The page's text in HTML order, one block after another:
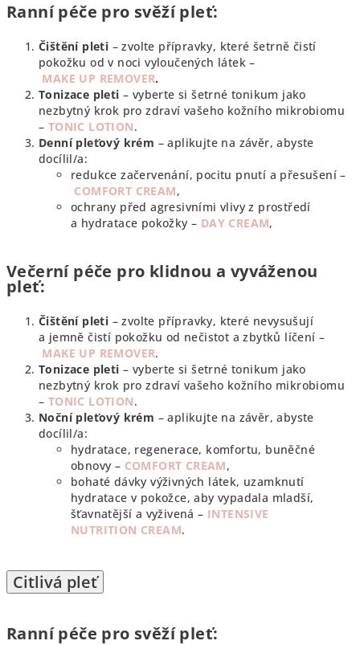
Ranní péče pro svěží pleť:
Čištění pleti – zvolte přípravky, které šetrně čistí
pokožku od v noci vyloučených látek –
MAKE UP REMOVER.
Tonizace pleti – vyberte si šetrné tonikum jako
nezbytný krok pro zdraví vašeho kožního mikrobiomu
– TONIC LOTION.
Denní pleťový krém – aplikujte na závěr, abyste
docílil/a:
redukce začervenání, pocitu pnutí a přesušení –
COMFORT CREAM,
ochrany před agresivními vlivy z prostředí
a hydratace pokožky – DAY CREAM,
Večerní péče pro klidnou a vyváženou
pleť:
Čištění pleti – zvolte přípravky, které nevysušují
a jemně čistí pokožku od nečistot a zbytků líčení –
MAKE UP REMOVER.
Tonizace pleti – vyberte si šetrné tonikum jako
nezbytný krok pro zdraví vašeho kožního mikrobiomu
– TONIC LOTION.
Noční pleťový krém – aplikujte na závěr, abyste
docílil/a:
hydratace, regenerace, komfortu, buněčné
obnovy – COMFORT CREAM,
bohaté dávky výživných látek, uzamknutí
hydratace v pokožce, aby vypadala mladší,
šťavnatější a vyživená – INTENSIVE
NUTRITION CREAM.
Citlivá pleť
Ranní péče pro svěží pleť: